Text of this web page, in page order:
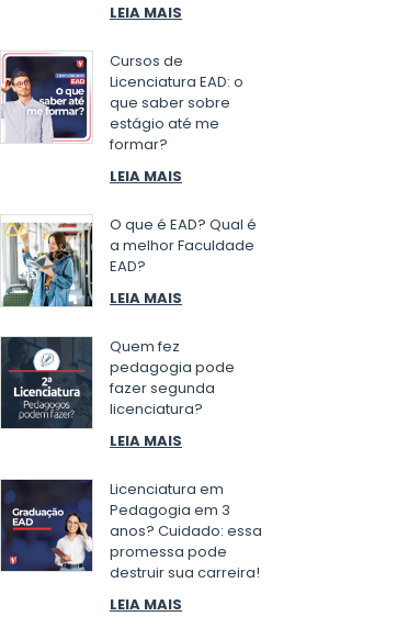
LEIA MAIS
Cursos de
Licenciatura EAD: o
que saber sobre
estágio até me
formar?
LEIA MAIS
O que é EAD? Qual é
a melhor Faculdade
EAD?
LEIA MAIS
Quem fez
pedagogia pode
fazer segunda
licenciatura?
LEIA MAIS
Licenciatura em
Pedagogia em 3
anos? Cuidado: essa
promessa pode
destruir sua carreira!
LEIA MAIS